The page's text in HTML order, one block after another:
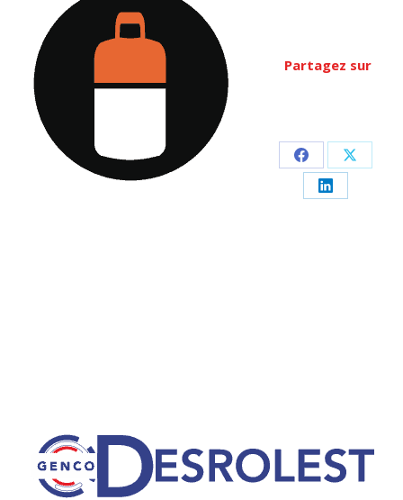
Partagez sur
Partager
surPartager